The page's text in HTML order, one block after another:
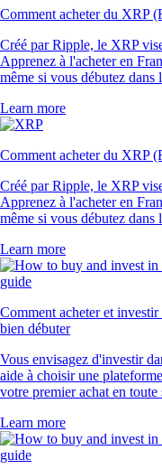
Comment acheter du XRP
Créé par Ripple, le XRP
Apprenez à l'acheter en
même si vous débutez dans
Learn more
Comment acheter du XRP
Créé par Ripple, le XRP
Apprenez à l'acheter en
même si vous débutez dans
Learn more
Comment acheter et
bien débuter
Vous envisagez d'investir
aide à choisir une
votre premier achat en toute
Learn more